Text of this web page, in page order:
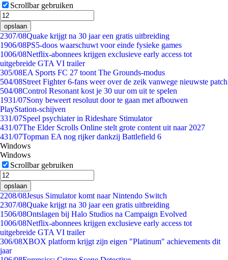
Scrollbar gebruiken
opslaan
2307/08Quake krijgt na 30 jaar een gratis uitbreiding
1906/08PS5-doos waarschuwt voor einde fysieke games
1006/08Netflix-abonnees krijgen exclusieve early access tot
uitgebreide GTA VI trailer
305/08EA Sports FC 27 toont The Grounds-modus
504/08Street Fighter 6-fans weer over de zeik vanwege nieuwste patch
504/08Control Resonant kost je 30 uur om uit te spelen
1931/07Sony beweert resoluut door te gaan met afbouwen
PlayStation-schijven
331/07Speel psychiater in Rideshare Stimulator
431/07The Elder Scrolls Online stelt grote content uit naar 2027
431/07Topman EA nog rijker dankzij Battlefield 6
Windows
Windows
Scrollbar gebruiken
opslaan
2208/08Jesus Simulator komt naar Nintendo Switch
2307/08Quake krijgt na 30 jaar een gratis uitbreiding
1506/08Ontslagen bij Halo Studios na Campaign Evolved
1006/08Netflix-abonnees krijgen exclusieve early access tot
uitgebreide GTA VI trailer
306/08XBOX platform krijgt zijn eigen "Platinum" achievements dit
jaar